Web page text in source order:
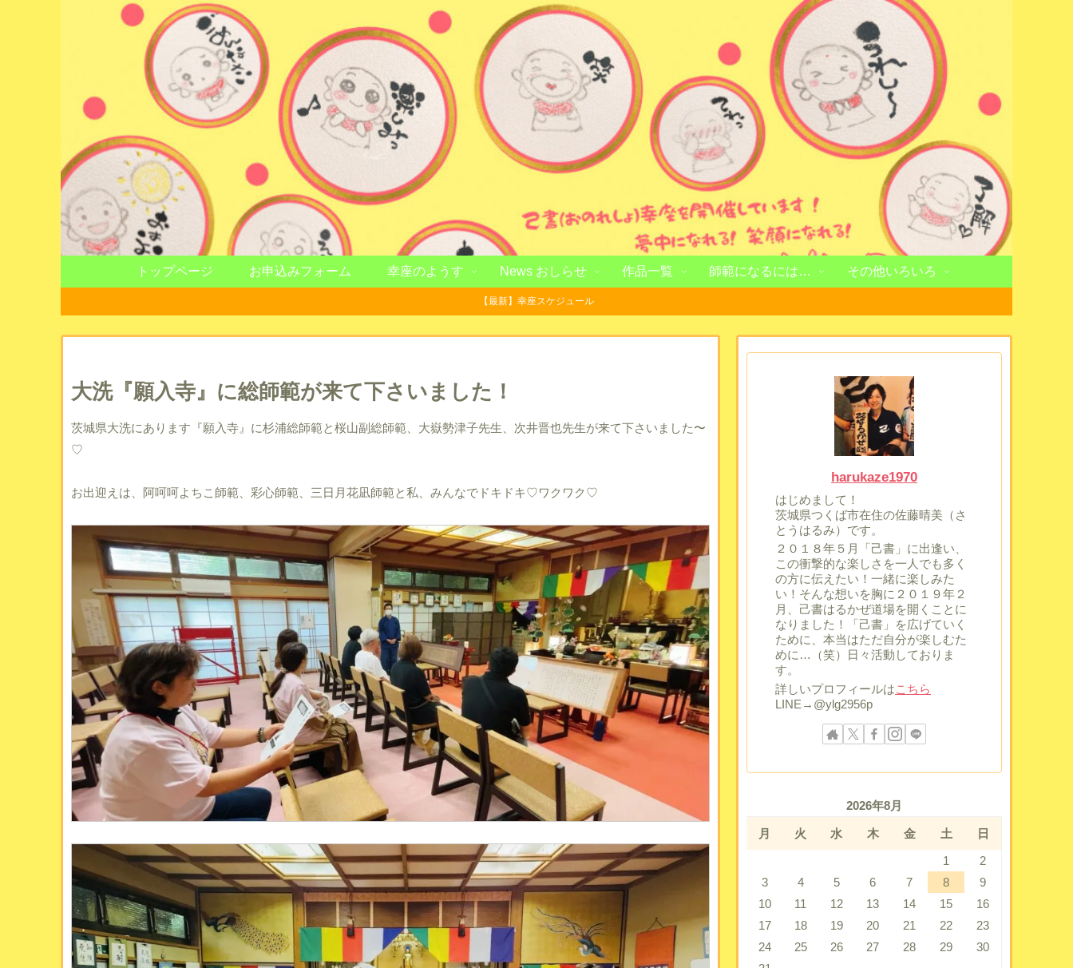
トップページ お申込みフォーム 幸座のようす News おしらせ 作品一覧 師範になるには… その他いろいろ
【最新】幸座スケジュール
大洗『願入寺』に総師範が来て下さいました！
茨城県大洗にあります『願入寺』に杉浦総師範と桜山副総師範、大嶽勢津子先生、次井晋也先生が来て下さいました〜
♡
お出迎えは、阿呵呵よちこ師範、彩心師範、三日月花凪師範と私、みんなでドキドキ♡ワクワク♡
harukaze1970
はじめまして！
茨城県つくば市在住の佐藤晴美（さ
とうはるみ）です。
２０１８年５月「己書」に出逢い、
この衝撃的な楽しさを一人でも多く
の方に伝えたい！一緒に楽しみた
い！そんな想いを胸に２０１９年２
月、己書はるかぜ道場を開くことに
なりました！「己書」を広げていく
ために、本当はただ自分が楽しむた
めに…（笑）日々活動しておりま
す。
詳しいプロフィールはこちら
LINE→@ylg2956p
2026年8月
月 火 水 木 金 土
日
1
2
3
4 5 6 7 8
9
10
11 12 13 14 15
16
17
18 19 20 21 22
23
24
25 26 27 28 29
30